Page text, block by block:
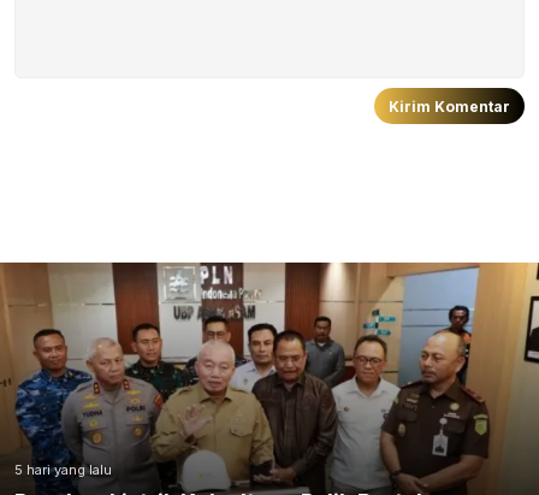
5 hari yang lalu